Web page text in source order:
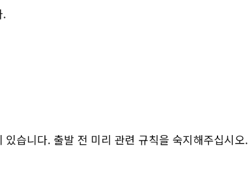
.
습니다. 출발 전 미리 관련 규칙을 숙지해주십시오.